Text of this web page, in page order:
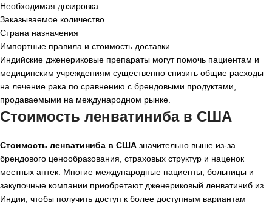
Необходимая дозировка
Заказываемое количество
Страна назначения
Импортные правила и стоимость доставки
Индийские дженериковые препараты могут помочь пациентам и
медицинским учреждениям существенно снизить общие расходы
на лечение рака по сравнению с брендовыми продуктами,
продаваемыми на международном рынке.
Стоимость ленватиниба в США
Стоимость ленватиниба в США значительно выше из-за
брендового ценообразования, страховых структур и наценок
местных аптек. Многие международные пациенты, больницы и
закупочные компании приобретают дженериковый ленватиниб из
Индии, чтобы получить доступ к более доступным вариантам